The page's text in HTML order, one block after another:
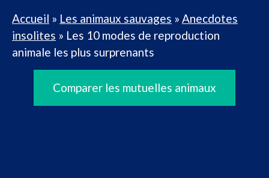
Accueil » Les animaux sauvages » Anecdotes
insolites » Les 10 modes de reproduction
animale les plus surprenants
Comparer les mutuelles animaux